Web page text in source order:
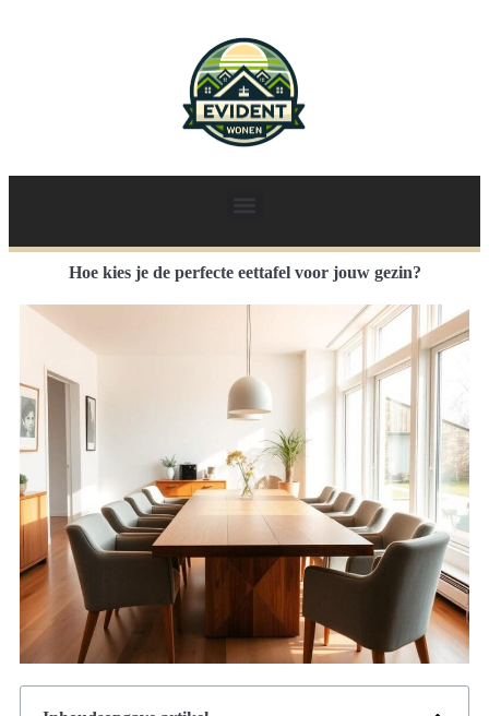
Hoe kies je de perfecte eettafel voor jouw gezin?